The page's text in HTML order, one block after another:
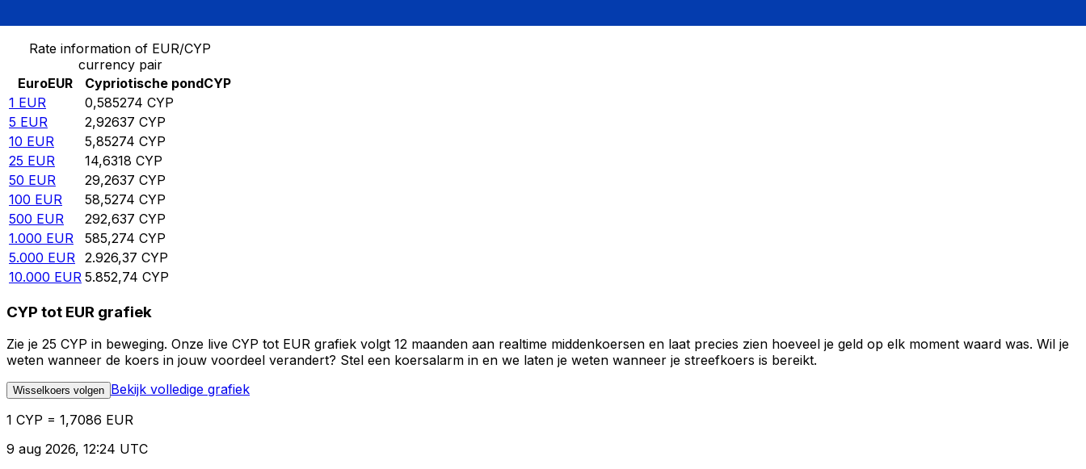
Rate information of EUR/CYP
currency pair
EuroEUR Cypriotische pondCYP
1 EUR 0,585274 CYP
5 EUR 2,92637 CYP
10 EUR 5,85274 CYP
25 EUR 14,6318 CYP
50 EUR 29,2637 CYP
100 EUR 58,5274 CYP
500 EUR 292,637 CYP
1.000 EUR 585,274 CYP
5.000 EUR 2.926,37 CYP
10.000 EUR 5.852,74 CYP
CYP tot EUR grafiek
Zie je 25 CYP in beweging. Onze live CYP tot EUR grafiek volgt 12 maanden aan realtime middenkoersen en laat precies zien hoeveel je geld op elk moment waard was. Wil je
weten wanneer de koers in jouw voordeel verandert? Stel een koersalarm in en we laten je weten wanneer je streefkoers is bereikt.
Wisselkoers volgen Bekijk volledige grafiek
1 CYP = 1,7086 EUR
9 aug 2026, 12:24 UTC